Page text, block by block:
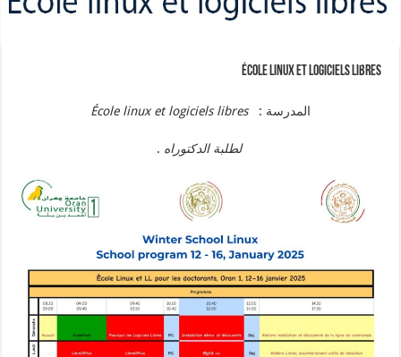
École linux et logiciels libres
المدرسة : École linux et logiciels libres
لطلبة الدكتوراه .